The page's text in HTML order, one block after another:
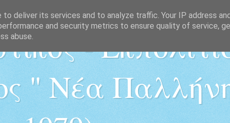
-
" Νέα
deliver its services and to analyze traffic. Your IP address
and security metrics to ensure quality of service,
abuse.